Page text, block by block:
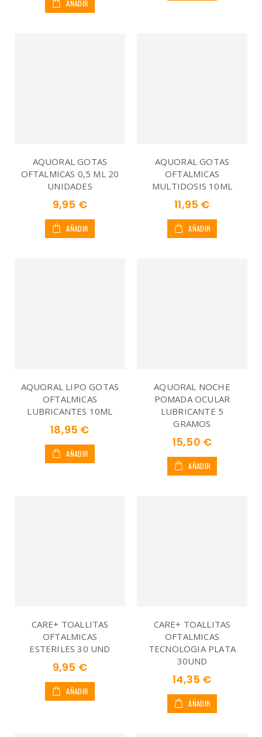
AÑADIR
AQUORAL GOTAS
OFTALMICAS 0,5 ML 20
UNIDADES
9,95 €
AÑADIR
AQUORAL GOTAS
OFTALMICAS
MULTIDOSIS 10ML
11,95 €
AÑADIR
AQUORAL LIPO GOTAS
OFTALMICAS
LUBRICANTES 10ML
18,95 €
AÑADIR
AQUORAL NOCHE
POMADA OCULAR
LUBRICANTE 5
GRAMOS
15,50 €
AÑADIR
CARE+ TOALLITAS
OFTALMICAS
ESTERILES 30 UND
9,95 €
AÑADIR
CARE+ TOALLITAS
OFTALMICAS
TECNOLOGIA PLATA
30UND
14,35 €
AÑADIR